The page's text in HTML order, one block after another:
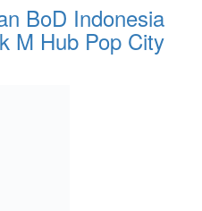
BoD Indonesia
M Hub Pop City